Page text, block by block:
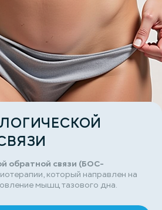
обратной связи (БОС-
который направлен на
мышц тазового дна.